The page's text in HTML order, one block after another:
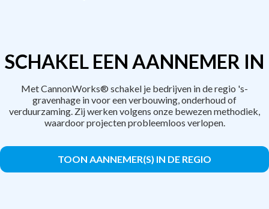
SCHAKEL EEN AANNEMER IN
Met CannonWorks® schakel je bedrijven in de regio 's-
gravenhage in voor een verbouwing, onderhoud of
verduurzaming. Zij werken volgens onze bewezen methodiek,
waardoor projecten probleemloos verlopen.
TOON AANNEMER(S) IN DE REGIO